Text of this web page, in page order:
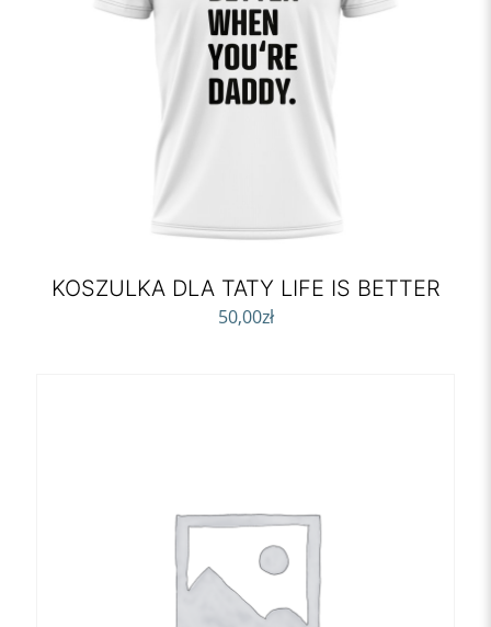
KOSZULKA DLA TATY LIFE IS BETTER
50,00zł